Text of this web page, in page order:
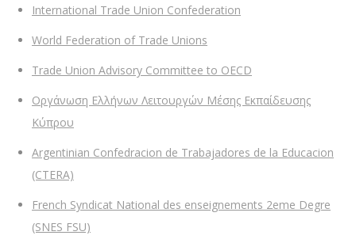
International Trade Union Confederation
World Federation of Trade Unions
Trade Union Advisory Committee to OECD
Οργάνωση Ελλήνων Λειτουργών Μέσης Εκπαίδευσης
Κύπρου
Argentinian Confedracion de Trabajadores de la Educacion
(CTERA)
French Syndicat National des enseignements 2eme Degre
(SNES FSU)